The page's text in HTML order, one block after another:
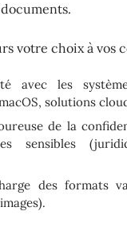
votre choix à vos
avec les
solutions
de la
sensibles
des formats